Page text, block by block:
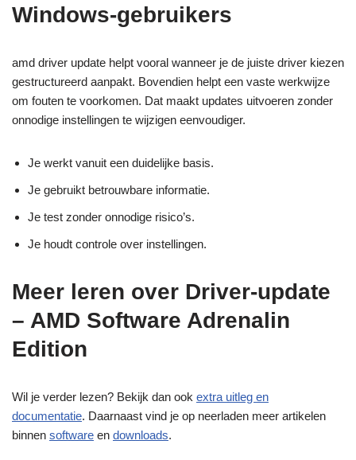
Windows-gebruikers
amd driver update helpt vooral wanneer je de juiste driver kiezen
gestructureerd aanpakt. Bovendien helpt een vaste werkwijze
om fouten te voorkomen. Dat maakt updates uitvoeren zonder
onnodige instellingen te wijzigen eenvoudiger.
Je werkt vanuit een duidelijke basis.
Je gebruikt betrouwbare informatie.
Je test zonder onnodige risico’s.
Je houdt controle over instellingen.
Meer leren over Driver-update
– AMD Software Adrenalin
Edition
Wil je verder lezen? Bekijk dan ook extra uitleg en
documentatie. Daarnaast vind je op neerladen meer artikelen
binnen software en downloads.